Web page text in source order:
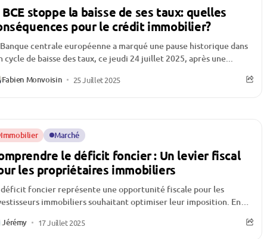
stoppe la baisse de ses taux: quelles
pour le crédit immobilier?
centrale européenne a marqué une pause historique dans
cycle de baisse des taux, ce jeudi 24 juillet 2025, après une...
Fabien Monvoisin 25 Juillet 2025
Immobilier Marché
le déficit foncier : Un levier fiscal
les propriétaires immobiliers
déficit foncier représente une opportunité fiscale pour les
immobiliers souhaitant optimiser leur imposition. En
Jérémy 17 Juillet 2025